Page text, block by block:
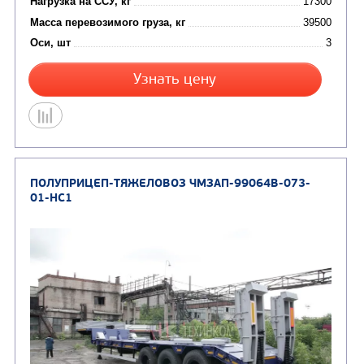
Узнать цену
ПОЛУПРИЦЕП-ТЯЖЕЛОВОЗ ЧМЗАП-99064-